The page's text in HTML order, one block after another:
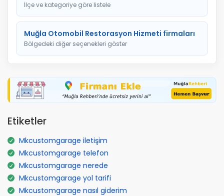
İlçe ve kategoriye göre listele
Muğla Otomobil Restorasyon Hizmeti firmaları
Bölgedeki diğer seçenekleri göster
Etiketler
Mkcustomgarage iletişim
Mkcustomgarage telefon
Mkcustomgarage nerede
Mkcustomgarage yol tarifi
Mkcustomgarage nasıl giderim